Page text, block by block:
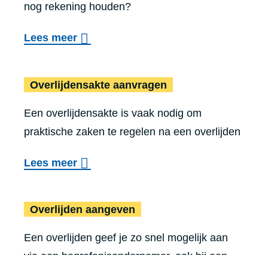
nog rekening houden?
Lees meero
e
r
K
i
s
e
Over­lij­dens­ak­te aanvragen
Een overlijdensakte is vaak nodig om
praktische zaken te regelen na een overlijden
Lees meero
e
r
O
Overlijden aangeven
Een overlijden geef je zo snel mogelijk aan